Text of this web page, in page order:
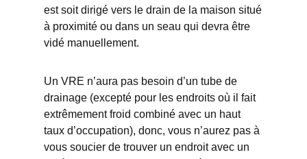
est soit dirigé vers le drain de la maison situé
à proximité ou dans un seau qui devra être
vidé manuellement.
Un VRE n’aura pas besoin d’un tube de
drainage (excepté pour les endroits où il fait
extrêmement froid combiné avec un haut
taux d’occupation), donc, vous n’aurez pas à
vous soucier de trouver un endroit avec un